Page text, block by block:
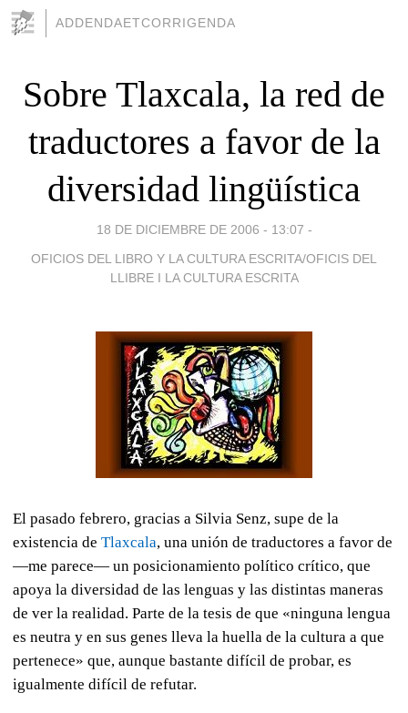
ADDENDAETCORRIGENDA
Sobre Tlaxcala, la red de
traductores a favor de la
diversidad lingüística
18 DE DICIEMBRE DE 2006 - 13:07 -
OFICIOS DEL LIBRO Y LA CULTURA ESCRITA/OFICIS DEL
LLIBRE I LA CULTURA ESCRITA
El pasado febrero, gracias a Silvia Senz, supe de la
existencia de Tlaxcala, una unión de traductores a favor de
—me parece— un posicionamiento político crítico, que
apoya la diversidad de las lenguas y las distintas maneras
de ver la realidad. Parte de la tesis de que «ninguna lengua
es neutra y en sus genes lleva la huella de la cultura a que
pertenece» que, aunque bastante difícil de probar, es
igualmente difícil de refutar.